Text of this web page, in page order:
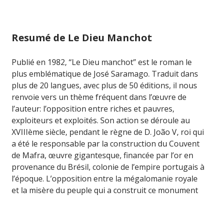
Resumé de Le Dieu Manchot
Publié en 1982, “Le Dieu manchot” est le roman le
plus emblématique de José Saramago. Traduit dans
plus de 20 langues, avec plus de 50 éditions, il nous
renvoie vers un thème fréquent dans l’œuvre de
l’auteur: l’opposition entre riches et pauvres,
exploiteurs et exploités. Son action se déroule au
XVIIIème siècle, pendant le règne de D. João V, roi qui
a été le responsable par la construction du Couvent
de Mafra, œuvre gigantesque, financée par l’or en
provenance du Brésil, colonie de l’empire portugais à
l’époque. L’opposition entre la mégalomanie royale
et la misère du peuple qui a construit ce monument